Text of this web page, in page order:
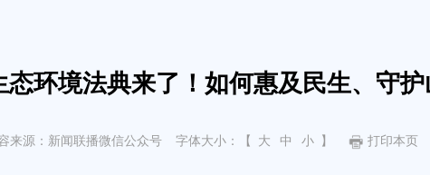
态环境法典来了！如何惠及民生、守护
来源：新闻联播微信公众号 字体大小：【 大 中 小 】 打印本页